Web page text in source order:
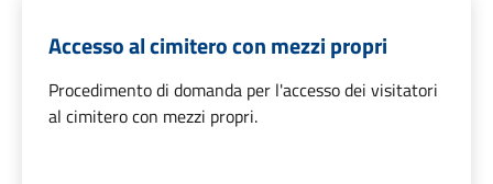
Accesso al cimitero con mezzi propri
Procedimento di domanda per l'accesso dei visitatori
al cimitero con mezzi propri.